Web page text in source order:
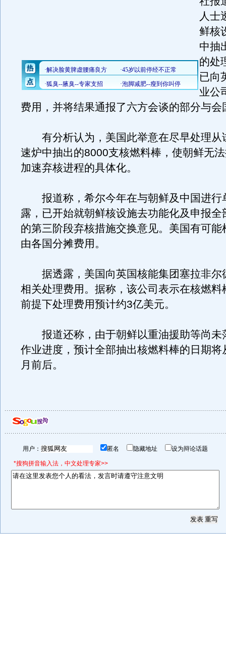
人士
鲜核
中抽
的处
已向
业公
费用，并将结果通报了六方会谈的部分与会
有分析认为，美国此举意在尽早处理从
速炉中抽出的8000支核燃料棒，使朝鲜无
加速弃核进程的具体化。
报道称，希尔今年在与朝鲜及中国进行
露，已开始就朝鲜核设施去功能化及申报全
的第三阶段弃核措施交换意见。美国有可能
由各国分摊费用。
据透露，美国向英国核能集团塞拉非尔
相关处理费用。据称，该公司表示在核燃料
前提下处理费用预计约3亿美元。
报道还称，由于朝鲜以重油援助等尚未
作业进度，预计全部抽出核燃料棒的日期将
月前后。
用户： 匿名 隐藏地址 设为辩论话题
*搜狗拼音输入法，中文处理专家>>